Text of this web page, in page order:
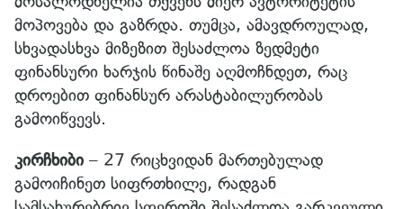
მოპოვება და გაზრდა. თუმცა, ამავდროულად,
სხვადასხვა მიზეზით შესაძლოა ზედმეტი
ფინანსური ხარჯის წინაშე აღმოჩნდეთ, რაც
დროებით ფინანსურ არასტაბილურობას
გამოიწვევს.
კირჩხიბი – 27 რიცხვიდან მართებულად
გამოიჩინეთ სიფრთხილე, რადგან